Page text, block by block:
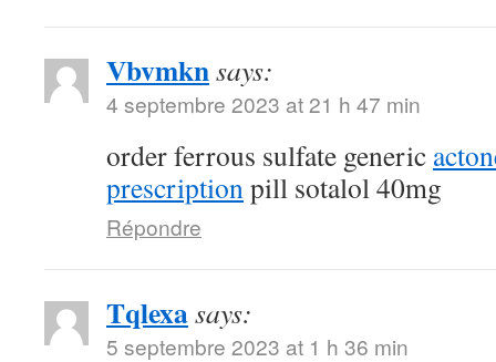
Vbvmknsays:
4 septembre 2023 at 21 h 47 min
order ferrous sulfate generic
prescriptionpill sotalol 40mg
Répondre
Tqlexasays:
5 septembre 2023 at 1 h 36 min